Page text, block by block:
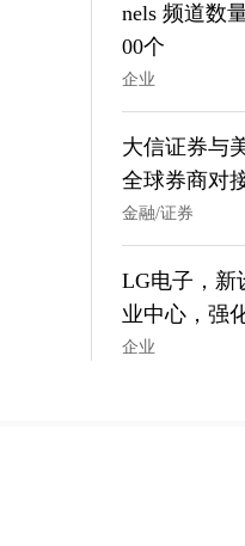
nels 频道数
00个
企业
大信证券与
全球券商对
金融/证券
LG电子，新
业中心，强
企业